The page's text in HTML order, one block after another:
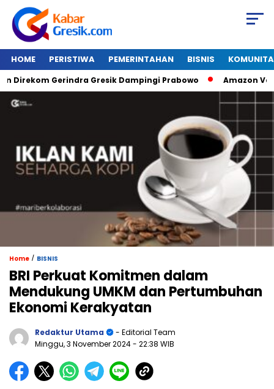
HOME PERISTIWA PEMERINTAHAN BISNIS
Gerindra Gresik Dampingi Prabowo Amazon Van
Home / BISNIS
BRI Perkuat Komitmen dalam
Mendukung UMKM dan Pertumbuhan
Ekonomi Kerakyatan
Redaktur Utama
- Editorial Team
Minggu, 3 November 2024- 22:38 WIB